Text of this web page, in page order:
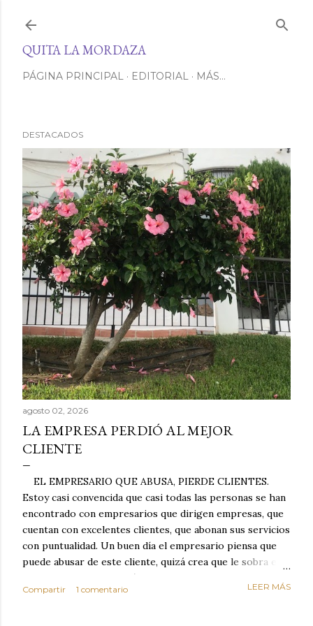
QUITA LA MORDAZA
PÁGINA PRINCIPAL EDITORIAL MÁS…
DESTACADOS
agosto 02, 2026
LA EMPRESA PERDIÓ AL MEJOR
CLIENTE
EL EMPRESARIO QUE ABUSA, PIERDE CLIENTES.
Estoy casi convencida que casi todas las personas se han
encontrado con empresarios que dirigen empresas, que
cuentan con excelentes clientes, que abonan sus servicios
con puntualidad. Un buen día el empresario piensa que
puede abusar de este cliente, quizá crea que le sobra el
dinero porque la mayoría de los otros pagan mal y
tarde y en ocasiones ni abonan los servicios. Cuando una
Compartir 1 comentario LEER MÁS